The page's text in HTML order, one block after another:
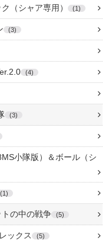
（シャア専用） 1
3
4
3
小隊版）＆ボール（シ
1
の中の戦争 5
ックス 5